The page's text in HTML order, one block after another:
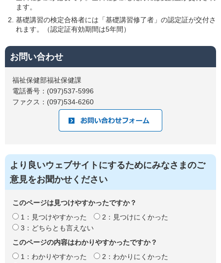
ます。
基礎講習の検定合格者には「基礎講習修了者」の認定証が交付さ
れます。（認定証有効期間は5年間）
お問い合わせ
福祉保健部福祉保健課
電話番号：(097)537-5996
ファクス：(097)534-6260
より良いウェブサイトにするためにみなさまのご
意見をお聞かせください
このページは見つけやすかったですか？
1：見つけやすかった
2：見つけにくかった
3：どちらとも言えない
このページの内容はわかりやすかったですか？
1：わかりやすかった
2：わかりにくかった